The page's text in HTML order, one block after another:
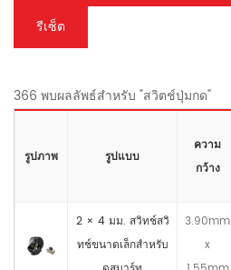
รีเซ็ต
366 พบผลลัพธ์สำหรับ "สวิตช์ปุ่มกด"
รูปภาพ รูปแบบ
ความ
กว้าง
2 × 4 มม. สวิทช์สวิ
ทช์ขนาดเล็กสำหรับ
3.90mm
x